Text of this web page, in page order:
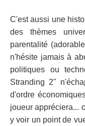
C'est aussi une
des thèmes
parentalité
n'hésite jamais à
politiques ou
Stranding 2"
d'ordre
joueur appréciera...
y voir un point de